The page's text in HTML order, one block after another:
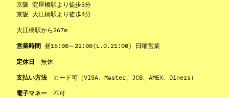
京阪 淀屋橋駅より徒歩5分
京阪 大江橋駅より徒歩4分
大江橋駅から267m
営業時間 昼16:00～22:00(L.O.21:00) 日曜営業
定休日 無休
支払い方法 カード可（VISA、Master、JCB、AMEX、Diners）
電子マネー 不可